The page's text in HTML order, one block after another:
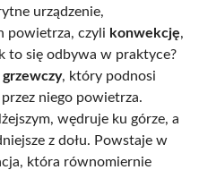
urządzenie,
powietrza, czyli konwekcję,
to się odbywa w praktyce?
, który podnosi
niego powietrza.
wędruje ku górze, a
z dołu. Powstaje w
która równomiernie